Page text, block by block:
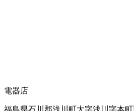
電器店